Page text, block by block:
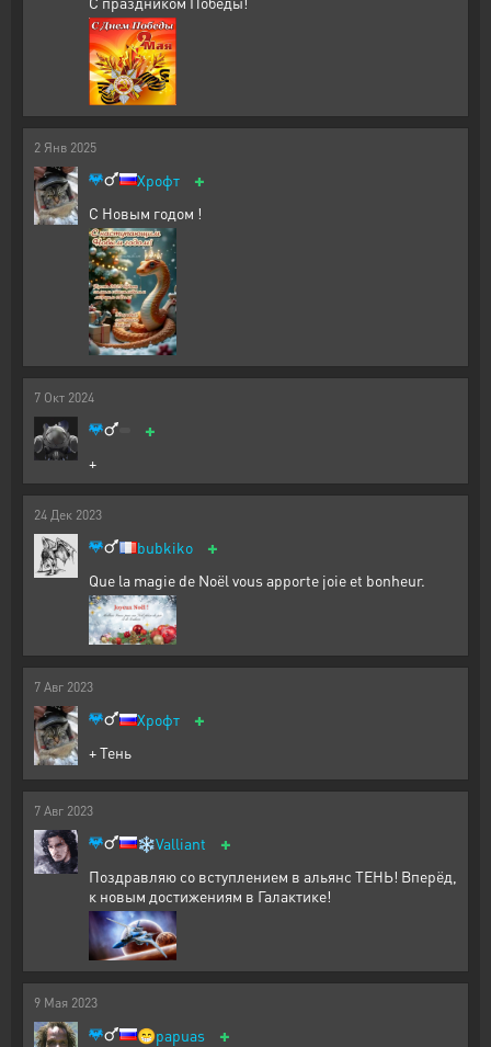
2 Янв 2025
Хрофт +
С Новым годом !
7 Окт 2024
+
+
24 Дек 2023
bubkiko +
Que la magie de Noël vous apporte joie et bonheur.
7 Авг 2023
Хрофт +
+ Тень
7 Авг 2023
❄️Valliant +
Поздравляю со вступлением в альянс ТЕНЬ! Вперёд,
к новым достижениям в Галактике!
9 Мая 2023
😁papuas +